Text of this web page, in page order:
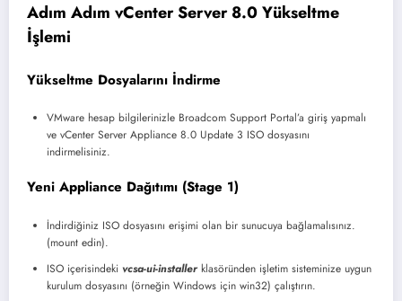
Adım Adım vCenter Server 8.0 Yükseltme
İşlemi
Yükseltme Dosyalarını İndirme
VMware hesap bilgilerinizle Broadcom Support Portal’a giriş yapmalı
ve vCenter Server Appliance 8.0 Update 3 ISO dosyasını
indirmelisiniz.
Yeni Appliance Dağıtımı (Stage 1)
İndirdiğiniz ISO dosyasını erişimi olan bir sunucuya bağlamalısınız.
(mount edin).
ISO içerisindeki vcsa-ui-installer klasöründen işletim sisteminize uygun
kurulum dosyasını (örneğin Windows için win32) çalıştırın.